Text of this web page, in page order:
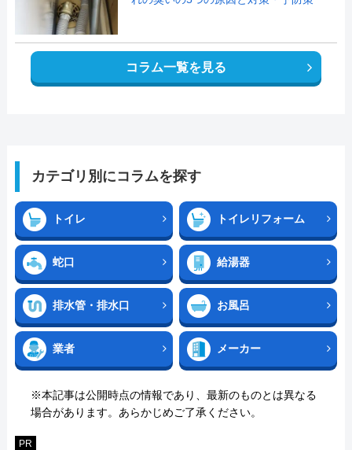
コラム一覧を見る
カテゴリ別にコラムを探す
トイレ トイレリフォーム
蛇口 給湯器
排水管・排水口 お風呂
業者 メーカー
※本記事は公開時点の情報であり、最新のものとは異なる
場合があります。あらかじめご了承ください。
PR